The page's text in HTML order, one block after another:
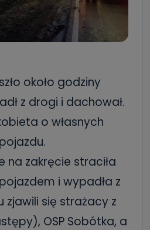
około godziny
z drogi i dachował.
o własnych
na zakręcie straciła
i wypadła z
zjawili się strażacy z
OSP Sobótka, a